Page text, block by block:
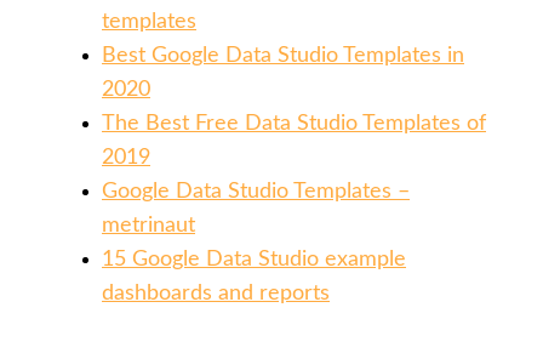
templates
Best Google Data Studio Templates in
2020
The Best Free Data Studio Templates of
2019
Google Data Studio Templates –
metrinaut
15 Google Data Studio example
dashboards and reports